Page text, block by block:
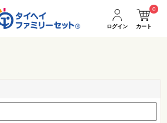
ログイン カート
0